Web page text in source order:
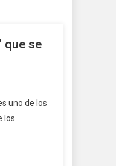
que se
uno de los
los